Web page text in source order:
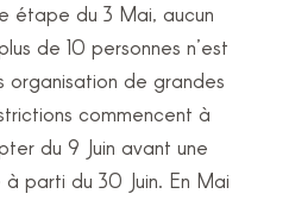
étape du 3 Mai, aucun
de 10 personnes n’est
organisation de grandes
commencent à
du 9 Juin avant une
parti du 30 Juin. En Mai